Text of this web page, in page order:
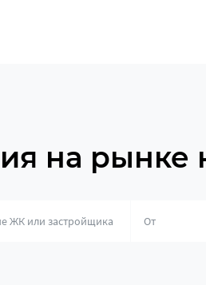
на рынке